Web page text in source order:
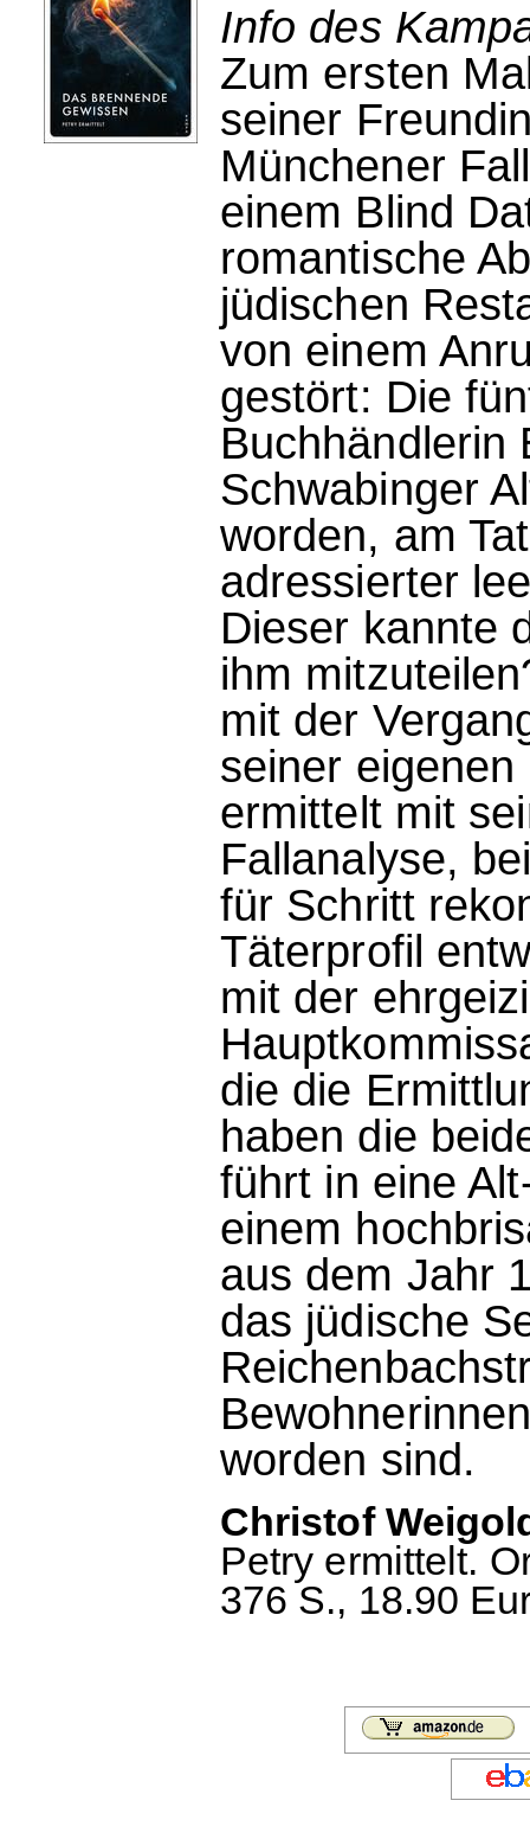
Info des
Zum ersten
seiner
Münchener
einem Blind
romantische
jüdischen
von einem
gestört: Die
Buchhändlerin
Schwabinger
worden, am
adressierter
Dieser kannte
ihm
mit der
seiner
ermittelt mit
Fallanalyse,
für Schritt
Täterprofil
mit der
die die
haben die
führt in eine
einem
aus dem Jahr
das jüdische
worden sind.
Christof
Petry ermittelt.
376 S., 18.90